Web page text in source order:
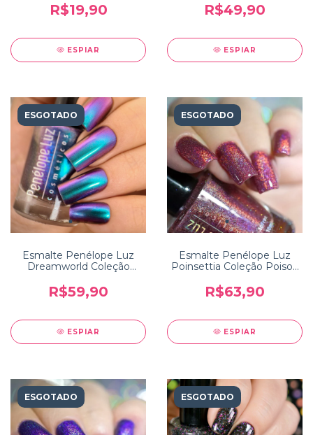
R$19,90
ESPIAR
R$49,90
ESPIAR
ESGOTADO
Esmalte Penélope Luz
Dreamworld Coleção
R$59,90
ESPIAR
ESGOTADO
Esmalte Penélope Luz
Poinsettia Coleção Poison
R$63,90
ESPIAR
ESGOTADO ESGOTADO